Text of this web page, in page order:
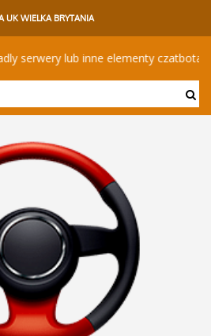
UK WIELKA BRYTANIA
lub inne elementy czatbota